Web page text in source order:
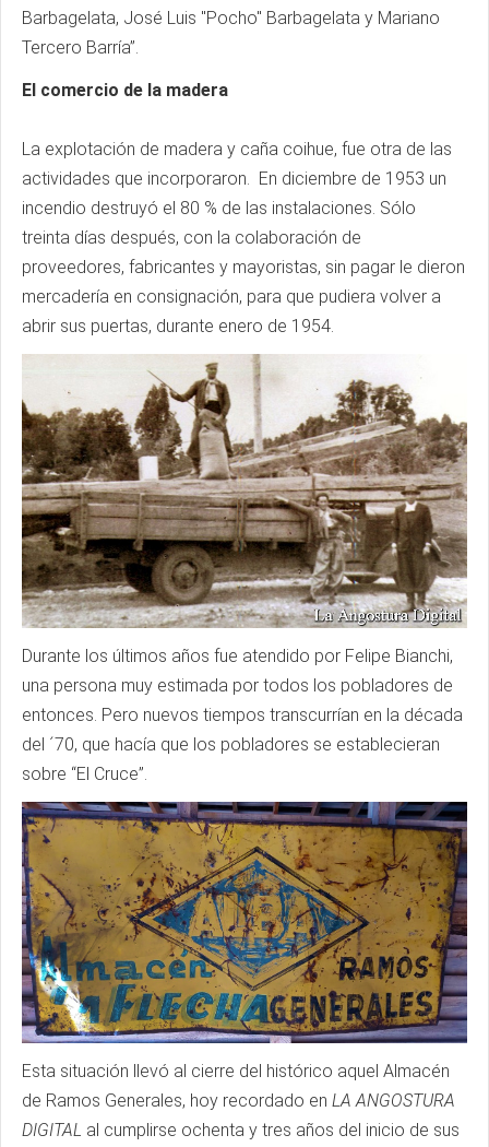
Barbagelata, José Luis "Pocho" Barbagelata y Mariano
Tercero Barría”.
El comercio de la madera
La explotación de madera y caña coihue, fue otra de las
actividades que incorporaron. En diciembre de 1953 un
incendio destruyó el 80 % de las instalaciones. Sólo
treinta días después, con la colaboración de
proveedores, fabricantes y mayoristas, sin pagar le dieron
mercadería en consignación, para que pudiera volver a
abrir sus puertas, durante enero de 1954.
Durante los últimos años fue atendido por Felipe Bianchi,
una persona muy estimada por todos los pobladores de
entonces. Pero nuevos tiempos transcurrían en la década
del ´70, que hacía que los pobladores se establecieran
sobre “El Cruce”.
Esta situación llevó al cierre del histórico aquel Almacén
de Ramos Generales, hoy recordado en LA ANGOSTURA
DIGITAL al cumplirse ochenta y tres años del inicio de sus